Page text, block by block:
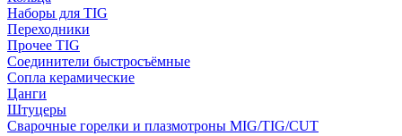
Наборы для TIG
Переходники
Прочее TIG
Соединители быстросъёмные
Сопла керамические
Цанги
Штуцеры
Сварочные горелки и плазмотроны MIG/TIG/CUT